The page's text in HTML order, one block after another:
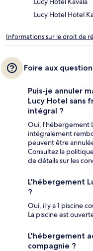
Lucy Hotel Hotel
Informations sur le droit de
Foire aux
Puis-je annuler
Lucy Hotel sans
intégral ?
Oui, l'hébergement
intégralement
peuvent être
Consultez la
de détails sur les
L'hébergement
?
Oui, il y a 1 piscine
La piscine est
L'hébergement
compagnie ?